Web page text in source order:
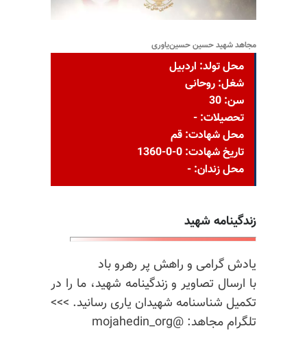
مجاهد شهید حسین حسین‌یاوری
محل تولد: اردبيل
شغل: روحانی
سن: 30
تحصیلات: -
محل شهادت: قم
تاریخ شهادت: 0-0-1360
محل زندان: -
زندگینامه شهید
یادش گرامی و راهش پر رهرو باد
با ارسال تصاویر و زندگینامه شهید، ما را در
تکمیل شناسنامه شهیدان یاری رسانید. >>>
تلگرام مجاهد: @mojahedin_org